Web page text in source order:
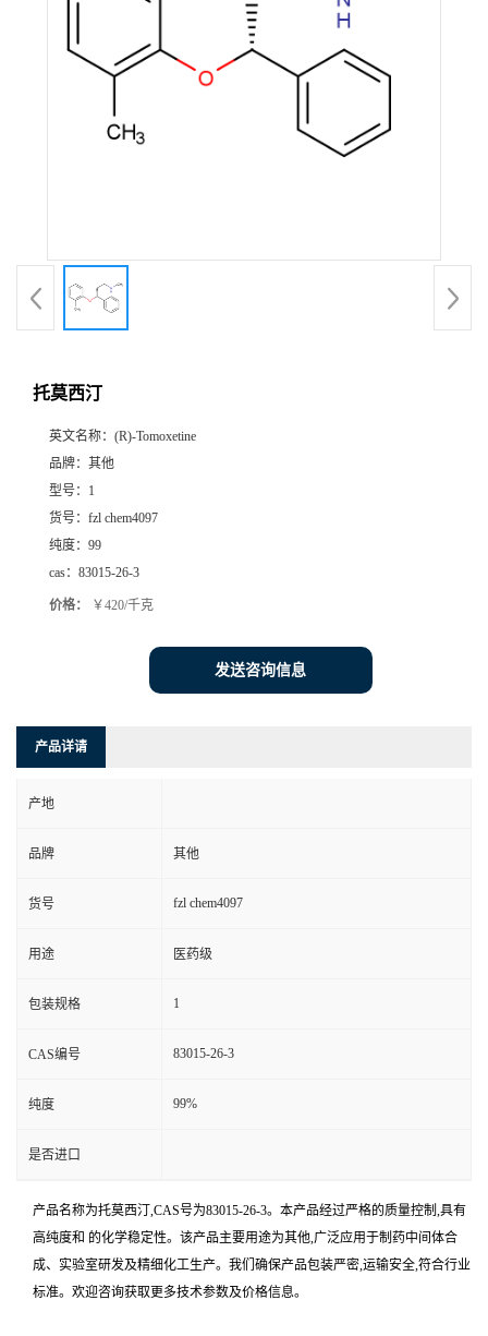
托莫西汀
英文名称： (R)-Tomoxetine
品牌： 其他
型号： 1
货号： fzl chem4097
纯度： 99
cas： 83015-26-3
价格： ￥420/千克
发送咨询信息
产品详请
产地
品牌 其他
货号 fzl chem4097
用途 医药级
包装规格 1
CAS编号 83015-26-3
纯度 99%
是否进口
产品名称为托莫西汀,CAS号为83015-26-3。本产品经过严格的质量控制,具有
高纯度和 的化学稳定性。该产品主要用途为其他,广泛应用于制药中间体合
成、实验室研发及精细化工生产。我们确保产品包装严密,运输安全,符合行业
标准。欢迎咨询获取更多技术参数及价格信息。